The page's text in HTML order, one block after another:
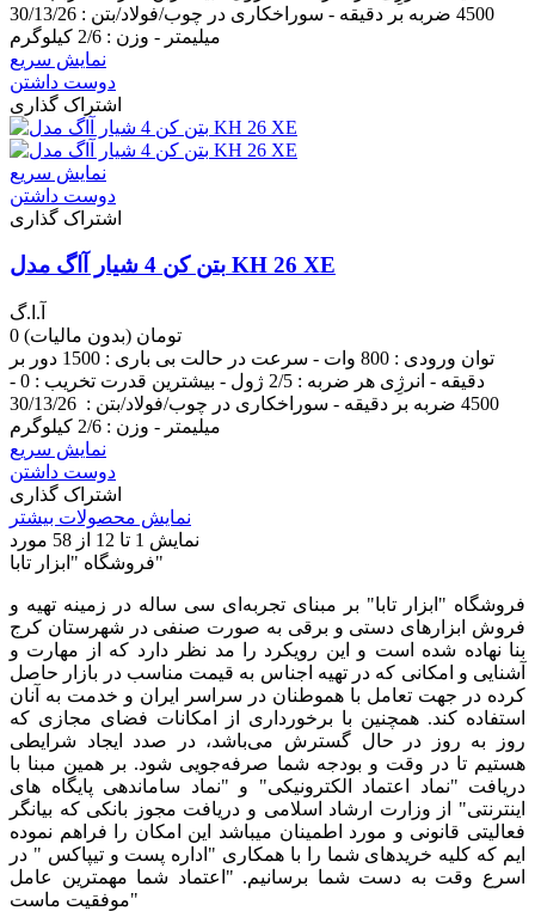
4500 ضربه بر دقیقه - سوراخکاری در چوب/فولاد/بتن : 30/13/26
میلیمتر - وزن : 2/6 کیلوگرم
نمایش سریع
دوست داشتن
اشتراک گذاری
نمایش سریع
دوست داشتن
اشتراک گذاری
بتن کن 4 شیار آاگ مدل KH 26 XE
آ.ا.گ
0 تومان (بدون مالیات)
توان ورودی : 800 وات - سرعت در حالت بی باری : 1500 دور بر
دقیقه - انرژِی هر ضربه : 2/5 ژول - بیشترین قدرت تخریب : 0 -
4500 ضربه بر دقیقه - سوراخکاری در چوب/فولاد/بتن : 30/13/26
میلیمتر - وزن : 2/6 کیلوگرم
نمایش سریع
دوست داشتن
اشتراک گذاری
نمایش محصولات بیشتر
نمایش 1 تا 12 از 58 مورد
فروشگاه "ابزار تابا"
فروشگاه "ابزار تابا" بر مبنای تجربه‌ای سی ساله در زمینه تهیه و
فروش ابزارهای دستی و برقی به صورت صنفی در شهرستان کرج
بنا نهاده شده است و این رویکرد را مد نظر دارد که از مهارت و
آشنایی و امکانی که در تهیه اجناس به قیمت مناسب در بازار حاصل
کرده در جهت تعامل با هموطنان در سراسر ایران و خدمت به آنان
استفاده کند. همچنین با برخورداری از امکانات فضای مجازی که
روز به روز در حال گسترش می‌باشد، در صدد ایجاد شرایطی
هستیم تا در وقت و بودجه شما صرفه‌جویی شود. بر همین مبنا با
دریافت "نماد اعتماد الکترونیکی" و "نماد ساماندهی پایگاه های
اینترنتی" از وزارت ارشاد اسلامی و دریافت مجوز بانکی که بیانگر
فعالیتی قانونی و مورد اطمینان میباشد این امکان را فراهم نموده
ایم که کلیه خریدهای شما را با همکاری "اداره پست و تیپاکس " در
اسرع وقت به دست شما برسانیم. "اعتماد شما مهمترین عامل
موفقیت ماست"